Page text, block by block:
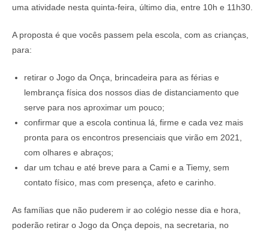
uma atividade nesta quinta-feira, último dia, entre 10h e 11h30.
A proposta é que vocês passem pela escola, com as crianças,
para:
retirar o Jogo da Onça, brincadeira para as férias e
lembrança física dos nossos dias de distanciamento que
serve para nos aproximar um pouco;
confirmar que a escola continua lá, firme e cada vez mais
pronta para os encontros presenciais que virão em 2021,
com olhares e abraços;
dar um tchau e até breve para a Cami e a Tiemy, sem
contato físico, mas com presença, afeto e carinho.
As famílias que não puderem ir ao colégio nesse dia e hora,
poderão retirar o Jogo da Onça depois, na secretaria, no